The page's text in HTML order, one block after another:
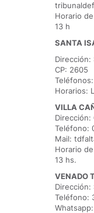
Horario
13 h
SANTA
Dirección:
CP: 2605
Horarios:
VILLA
Dirección:
Teléfono:
Mail:
Horario
13 hs.
VENADO
Dirección:
Teléfono: